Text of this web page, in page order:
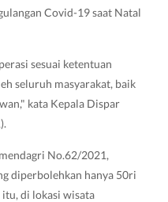
Covid-19 saat Natal
sesuai ketentuan
seluruh masyarakat, baik
kata Kepala Dispar
No.62/2021,
diperbolehkan hanya 50ri
itu, di lokasi wisata